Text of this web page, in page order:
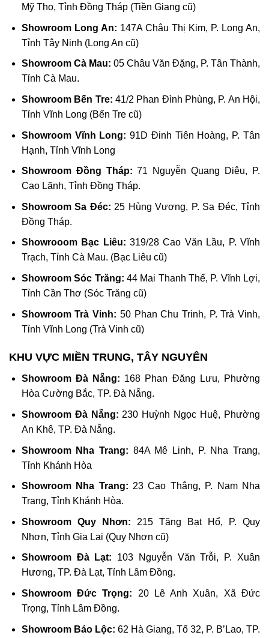
Mỹ Tho, Tỉnh Đồng Tháp (Tiền Giang cũ)
Showroom Long An: 147A Châu Thị Kim, P. Long An,
Tỉnh Tây Ninh (Long An cũ)
Showroom Cà Mau: 05 Châu Văn Đặng, P. Tân Thành,
Tỉnh Cà Mau.
Showroom Bến Tre: 41/2 Phan Đình Phùng, P. An Hội,
Tỉnh Vĩnh Long (Bến Tre cũ)
Showroom Vĩnh Long: 91D Đinh Tiên Hoàng, P. Tân
Hạnh, Tỉnh Vĩnh Long
Showroom Đồng Tháp: 71 Nguyễn Quang Diêu, P.
Cao Lãnh, Tỉnh Đồng Tháp.
Showroom Sa Đéc: 25 Hùng Vương, P. Sa Đéc, Tỉnh
Đồng Tháp.
Showrooom Bạc Liêu: 319/28 Cao Văn Lầu, P. Vĩnh
Trạch, Tỉnh Cà Mau. (Bạc Liêu cũ)
Showroom Sóc Trăng: 44 Mai Thanh Thế, P. Vĩnh Lợi,
Tỉnh Cần Thơ (Sóc Trăng cũ)
Showroom Trà Vinh: 50 Phan Chu Trinh, P. Trà Vinh,
Tỉnh Vĩnh Long (Trà Vinh cũ)
KHU VỰC MIỀN TRUNG, TÂY NGUYÊN
Showroom Đà Nẵng: 168 Phan Đăng Lưu, Phường
Hòa Cường Bắc, TP. Đà Nẵng.
Showroom Đà Nẵng: 230 Huỳnh Ngọc Huệ, Phường
An Khê, TP. Đà Nẵng.
Showroom Nha Trang: 84A Mê Linh, P. Nha Trang,
Tỉnh Khánh Hòa
Showroom Nha Trang: 23 Cao Thắng, P. Nam Nha
Trang, Tỉnh Khánh Hòa.
Showroom Quy Nhơn: 215 Tăng Bạt Hổ, P. Quy
Nhơn, Tỉnh Gia Lai (Quy Nhơn cũ)
Showroom Đà Lạt: 103 Nguyễn Văn Trỗi, P. Xuân
Hương, TP. Đà Lạt, Tỉnh Lâm Đồng.
Showroom Đức Trọng: 20 Lê Anh Xuân, Xã Đức
Trọng, Tỉnh Lâm Đồng.
Showroom Bảo Lộc: 62 Hà Giang, Tổ 32, P. B’Lao, TP.